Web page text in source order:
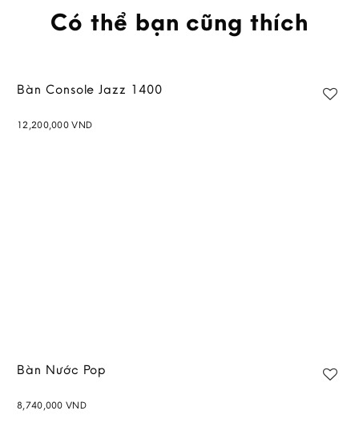
Có thể bạn cũng thích
Bàn Console Jazz 1400
12,200,000VND
Bàn Nước Pop
8,740,000 VND